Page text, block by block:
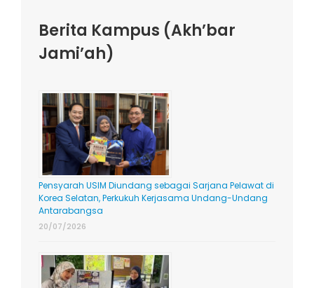
Berita Kampus (Akh’bar
Jami’ah)
Pensyarah USIM Diundang sebagai Sarjana Pelawat di
Korea Selatan, Perkukuh Kerjasama Undang-Undang
Antarabangsa
20/07/2026